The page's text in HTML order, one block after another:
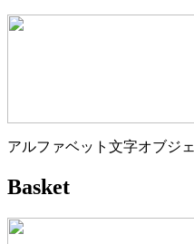
アルファベット文字オブジェ
Basket